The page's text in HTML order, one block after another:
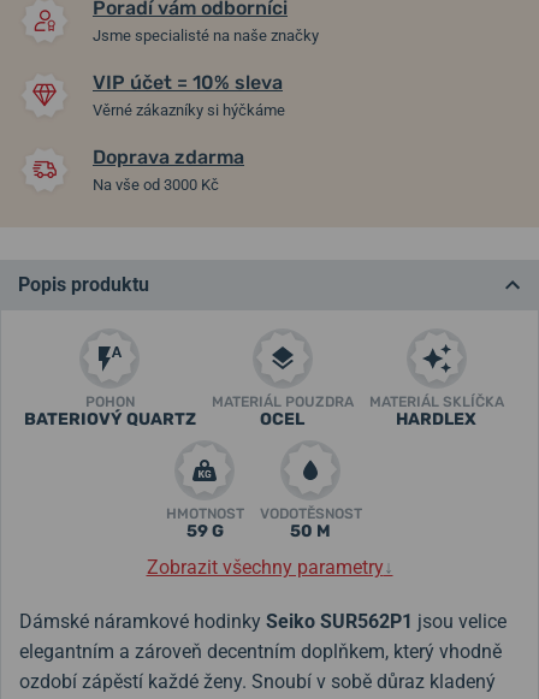
Poradí vám odborníci
Jsme specialisté na naše značky
VIP účet = 10% sleva
Věrné zákazníky si hýčkáme
Doprava zdarma
Na vše od 3000 Kč
Popis produktu
POHON
BATERIOVÝ QUARTZ
MATERIÁL POUZDRA
OCEL
MATERIÁL SKLÍČKA
HARDLEX
HMOTNOST
59 G
VODOTĚSNOST
50 M
Zobrazit všechny parametry↓
Dámské náramkové hodinky Seiko SUR562P1 jsou velice
elegantním a zároveň decentním doplňkem, který vhodně
ozdobí zápěstí každé ženy. Snoubí v sobě důraz kladený